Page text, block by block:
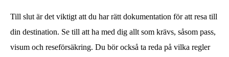
Till slut är det viktigt att du har rätt dokumentation för att resa till
din destination. Se till att ha med dig allt som krävs, såsom pass,
visum och reseförsäkring. Du bör också ta reda på vilka regler